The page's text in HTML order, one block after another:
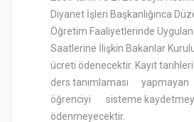
Diyanet İşleri Başkanlığınca
Öğretim Faaliyetlerinde
Saatlerine İlişkin Bakanlar
ücreti ödenecektir. Kayıt
ders tanımlaması
öğrenciyi sisteme
ödenmeyecektir.